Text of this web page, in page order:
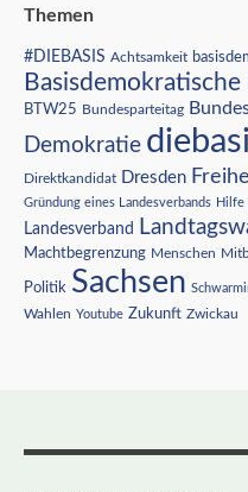
Themen
#DIEBASIS Achtsamkeit
BTW25 Bundesparteitag
Demokratie
Direktkandidat Dresden
Gründung eines Landesverbands Hilfe
Landesverband
Machtbegrenzung Menschen
Politik Sachsen
Wahlen Youtube Zukunft Zwickau